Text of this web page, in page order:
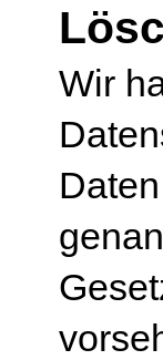
Wir